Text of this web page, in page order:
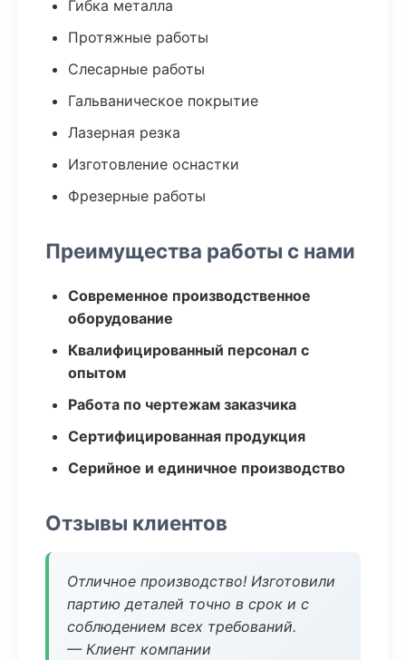
Гибка металла
Протяжные работы
Слесарные работы
Гальваническое покрытие
Лазерная резка
Изготовление оснастки
Фрезерные работы
Преимущества работы с нами
Современное производственное
оборудование
Квалифицированный персонал с
опытом
Работа по чертежам заказчика
Сертифицированная продукция
Серийное и единичное производство
Отзывы клиентов
Отличное производство! Изготовили
партию деталей точно в срок и с
соблюдением всех требований.
— Клиент компании